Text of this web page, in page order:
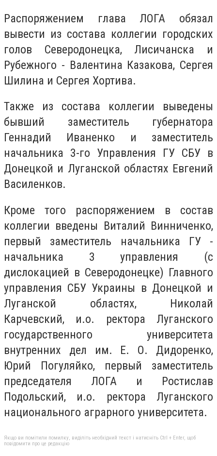
Распоряжением глава ЛОГА обязал
вывести из состава коллегии городских
голов Северодонецка, Лисичанска и
Рубежного - Валентина Казакова, Сергея
Шилина и Сергея Хортива.
Также из состава коллегии выведены
бывший заместитель губернатора
Геннадий Иваненко и заместитель
начальника 3-го Управления ГУ СБУ в
Донецкой и Луганской областях Евгений
Василенков.
Кроме того распоряжением в состав
коллегии введены Виталий Винниченко,
первый заместитель начальника ГУ -
начальника 3 управления (с
дислокацией в Северодонецке) Главного
управления СБУ Украины в Донецкой и
Луганской областях, Николай
Карчевский, и.о. ректора Луганского
государственного университета
внутренних дел им. Е. О. Дидоренко,
Юрий Погуляйко, первый заместитель
председателя ЛОГА и Ростислав
Подольский, и.о. ректора Луганского
национального аграрного университета.
Якщо ви помітили помилку, виділіть необхідний текст і натисніть Ctrl + Enter, щоб
повідомити про це редакцію